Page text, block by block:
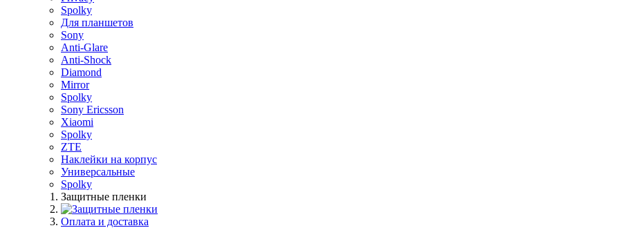
Spolky
Для планшетов
Sony
Anti-Glare
Anti-Shock
Diamond
Mirror
Spolky
Sony Ericsson
Xiaomi
Spolky
ZTE
Наклейки на корпус
Универсальные
Spolky
Защитные пленки
Оплата и доставка